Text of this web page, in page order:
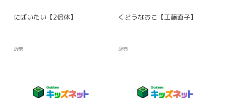
にばいたい【2倍体】
辞典
くどうなおこ【工藤直子】
辞典